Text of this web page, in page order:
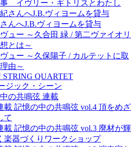
イヴリー・ギトリスとわたし
さんへJ.B.ヴィヨームを貸与
んへJ.B.ヴィヨームを貸与
ュー ～久合田 緑 / 第二ヴァイオリ
とは～
ュー ～久保陽子 / カルテットに取
由～
STRING QUARTET
ジック・シーン
の共鳴弦 連載
載 記憶の中の共鳴弦 vol.4 頂をめざ
て
載 記憶の中の共鳴弦 vol.3 廃材が輝
楽器づくりワークショップ